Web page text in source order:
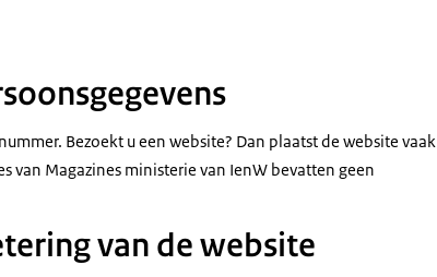
Bezoekt u een website? Dan plaatst de website vaak
van Magazines ministerie van IenW bevatten geen
van de website